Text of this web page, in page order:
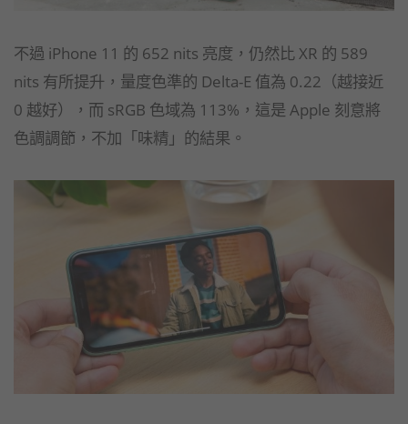
不過 iPhone 11 的 652 nits 亮度，仍然比 XR 的 589
nits 有所提升，量度色準的 Delta-E 值為 0.22（越接近
0 越好），而 sRGB 色域為 113%，這是 Apple 刻意將
色調調節，不加「味精」的結果。